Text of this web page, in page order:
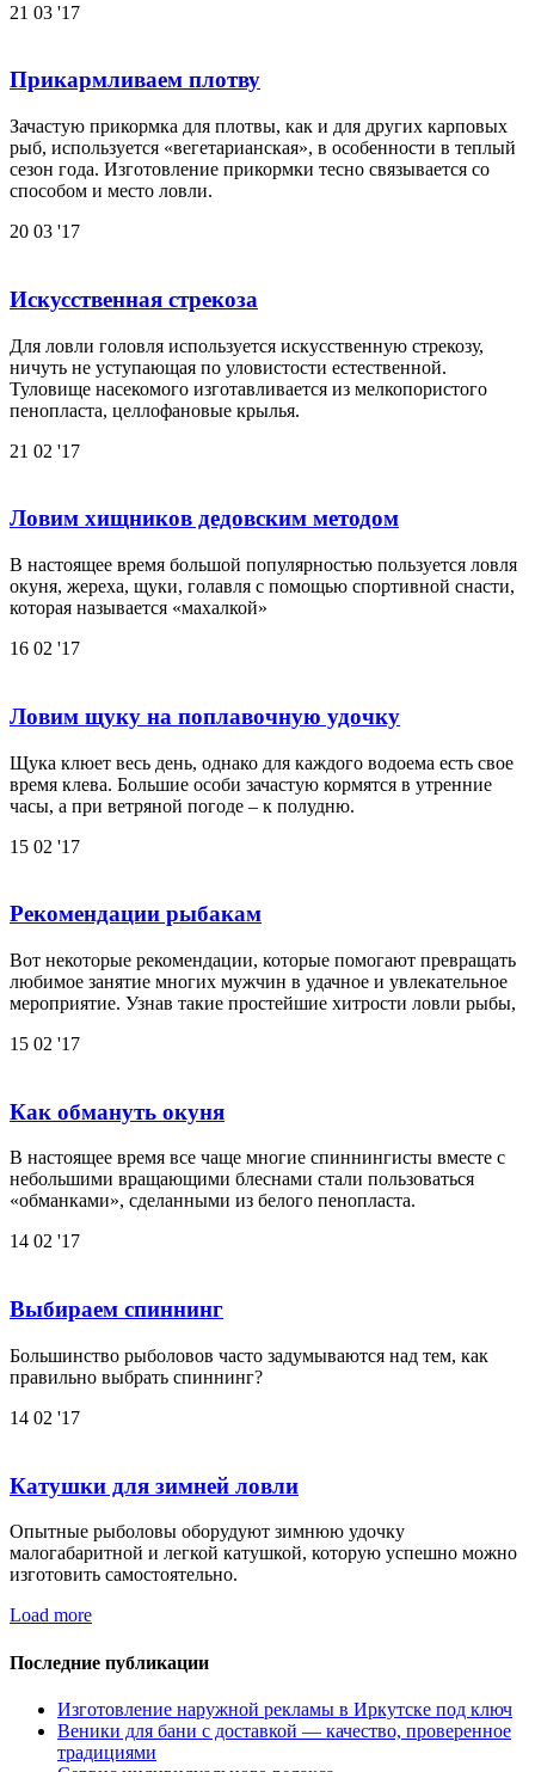
21 03 '17
Прикармливаем плотву
Зачастую прикормка для плотвы, как и для других карповых
рыб, используется «вегетарианская», в особенности в теплый
сезон года. Изготовление прикормки тесно связывается со
способом и место ловли.
20 03 '17
Искусственная стрекоза
Для ловли головля используется искусственную стрекозу,
ничуть не уступающая по уловистости естественной.
Туловище насекомого изготавливается из мелкопористого
пенопласта, целлофановые крылья.
21 02 '17
Ловим хищников дедовским методом
В настоящее время большой популярностью пользуется ловля
окуня, жереха, щуки, голавля с помощью спортивной снасти,
которая называется «махалкой»
16 02 '17
Ловим щуку на поплавочную удочку
Щука клюет весь день, однако для каждого водоема есть свое
время клева. Большие особи зачастую кормятся в утренние
часы, а при ветряной погоде – к полудню.
15 02 '17
Рекомендации рыбакам
Вот некоторые рекомендации, которые помогают превращать
любимое занятие многих мужчин в удачное и увлекательное
мероприятие. Узнав такие простейшие хитрости ловли рыбы,
15 02 '17
Как обмануть окуня
В настоящее время все чаще многие спиннингисты вместе с
небольшими вращающими блеснами стали пользоваться
«обманками», сделанными из белого пенопласта.
14 02 '17
Выбираем спиннинг
Большинство рыболовов часто задумываются над тем, как
правильно выбрать спиннинг?
14 02 '17
Катушки для зимней ловли
Опытные рыболовы оборудуют зимнюю удочку
малогабаритной и легкой катушкой, которую успешно можно
изготовить самостоятельно.
Load more
Последние публикации
Изготовление наружной рекламы в Иркутске под ключ
Веники для бани с доставкой — качество, проверенное
традициями